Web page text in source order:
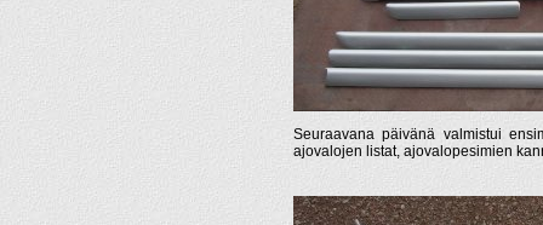
Seuraavana päivänä valmistui
ajovalojen listat, ajovalopesimien